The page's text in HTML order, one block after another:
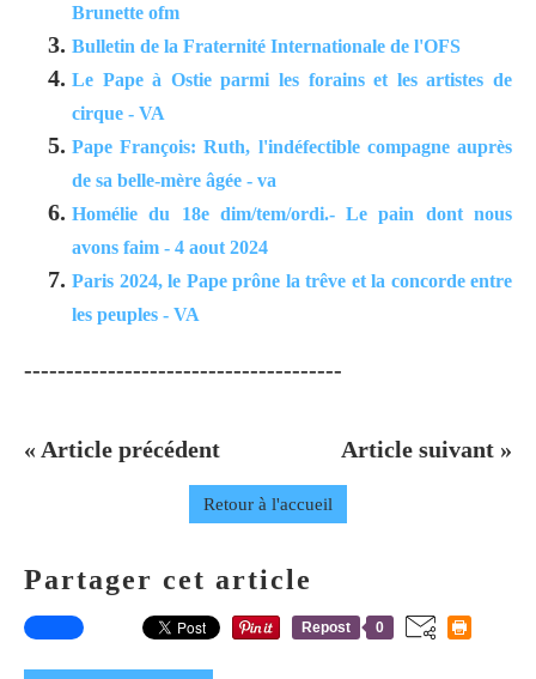
Brunette ofm
Bulletin de la Fraternité Internationale de l'OFS
Le Pape à Ostie parmi les forains et les artistes de
cirque - VA
Pape François: Ruth, l'indéfectible compagne auprès
de sa belle-mère âgée - va
Homélie du 18e dim/tem/ordi.- Le pain dont nous
avons faim - 4 aout 2024
Paris 2024, le Pape prône la trêve et la concorde entre
les peuples - VA
--------------------------------------
« Article précédent Article suivant »
Retour à l'accueil
Partager cet article
Repost 0